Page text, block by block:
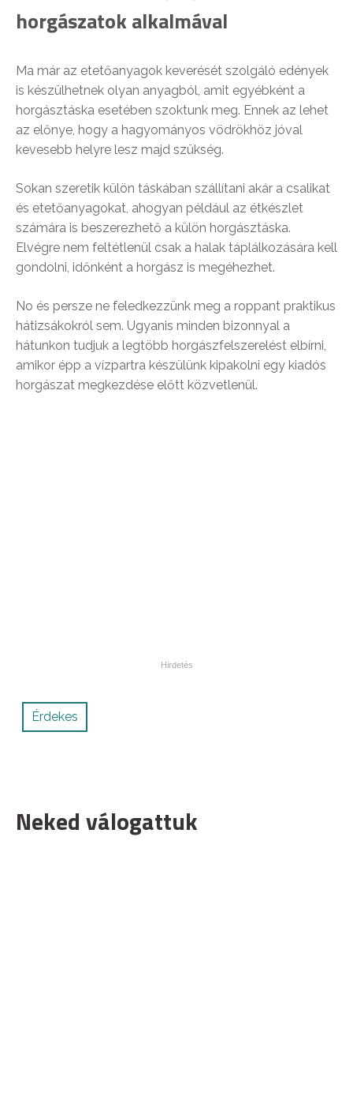
horgászatok alkalmával
Ma már az etetőanyagok keverését szolgáló edények
is készülhetnek olyan anyagból, amit egyébként a
horgásztáska esetében szoktunk meg. Ennek az lehet
az előnye, hogy a hagyományos vödrökhöz jóval
kevesebb helyre lesz majd szükség.
Sokan szeretik külön táskában szállítani akár a csalikat
és etetőanyagokat, ahogyan például az étkészlet
számára is beszerezhető a külön horgásztáska.
Elvégre nem feltétlenül csak a halak táplálkozására kell
gondolni, időnként a horgász is megéhezhet.
No és persze ne feledkezzünk meg a roppant praktikus
hátizsákokról sem. Ugyanis minden bizonnyal a
hátunkon tudjuk a legtöbb horgászfelszerelést elbírni,
amikor épp a vízpartra készülünk kipakolni egy kiadós
horgászat megkezdése előtt közvetlenül.
Érdekes
Neked válogattuk